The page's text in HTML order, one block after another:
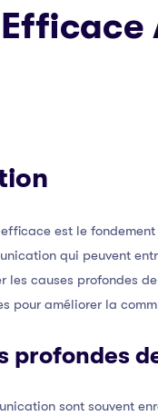
Efficace
est le
qui peuvent
les causes profondes
pour améliorer la
profondes
sont souvent